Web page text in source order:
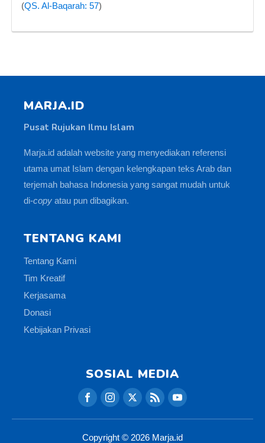
(QS. Al-Baqarah: 57)
MARJA.ID
Pusat Rujukan Ilmu Islam
Marja.id adalah website yang menyediakan referensi
utama umat Islam dengan kelengkapan teks Arab dan
terjemah bahasa Indonesia yang sangat mudah untuk
di-copy atau pun dibagikan.
TENTANG KAMI
Tentang Kami
Tim Kreatif
Kerjasama
Donasi
Kebijakan Privasi
SOSIAL MEDIA
Copyright © 2026 Marja.id